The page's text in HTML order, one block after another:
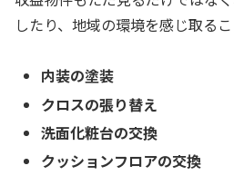
したり、地域の環境を感じ取るこ
内装の塗装
クロスの張り替え
洗面化粧台の交換
クッションフロアの交換